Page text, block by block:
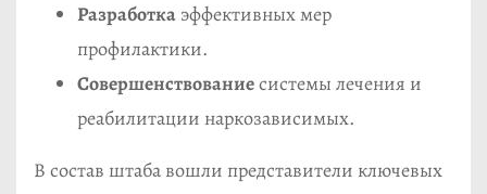
Разработка эффективных мер
профилактики.
Совершенствованиесистемы лечения и
реабилитации наркозависимых.
В состав штаба вошли представители ключевых